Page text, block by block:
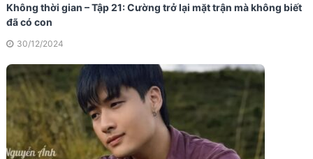
Không thời gian – Tập 21: Cường trở lại mặt trận mà không biết
đã có con
30/12/2024